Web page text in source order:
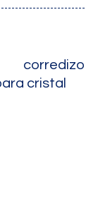
corredizo
cristal